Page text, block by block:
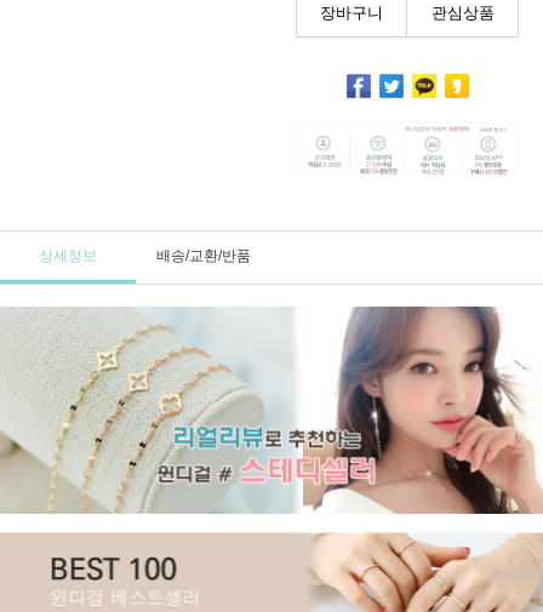
장바구니 관심상품
상세정보 배송/교환/반품